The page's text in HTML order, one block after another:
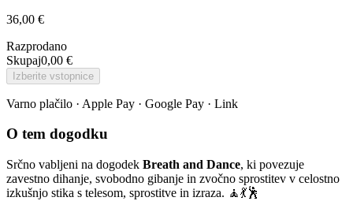
36,00 €
Razprodano
Skupaj0,00 €
Izberite vstopnice
Varno plačilo · Apple Pay · Google Pay · Link
O tem dogodku
Srčno vabljeni na dogodek Breath and Dance, ki povezuje
zavestno dihanje, svobodno gibanje in zvočno sprostitev v celostno
izkušnjo stika s telesom, sprostitve in izraza. 🧘💃🕺